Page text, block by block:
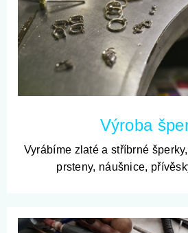
Výroba
Vyrábíme zlaté a stříbrné
prsteny, náušnice,